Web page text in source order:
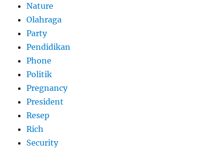
Nature
Olahraga
Party
Pendidikan
Phone
Politik
Pregnancy
President
Resep
Rich
Security